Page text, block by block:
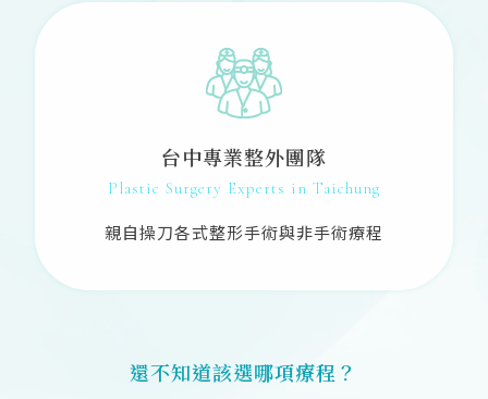
台中專業整外團隊
Plastic Surgery Experts in Taichung
親自操刀各式整形手術與非手術療程
還不知道該選哪項療程？